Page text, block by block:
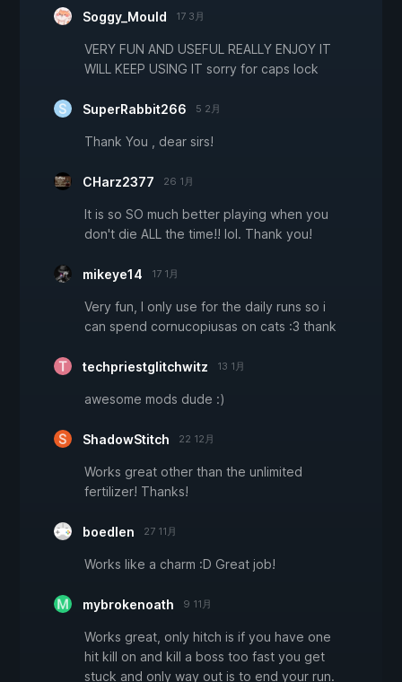
Soggy_Mould 17 3月
VERY FUN AND USEFUL REALLY ENJOY IT
WILL KEEP USING IT sorry for caps lock
SuperRabbit266 5 2月
Thank You , dear sirs!
CHarz2377 26 1月
It is so SO much better playing when you
don't die ALL the time!! lol. Thank you!
mikeye14 17 1月
Very fun, I only use for the daily runs so i
can spend cornucopiusas on cats :3 thank
techpriestglitchwitz 13 1月
awesome mods dude :)
ShadowStitch 22 12月
Works great other than the unlimited
fertilizer! Thanks!
boedlen 27 11月
Works like a charm :D Great job!
mybrokenoath 9 11月
Works great, only hitch is if you have one
hit kill on and kill a boss too fast you get
stuck and only way out is to end your run.